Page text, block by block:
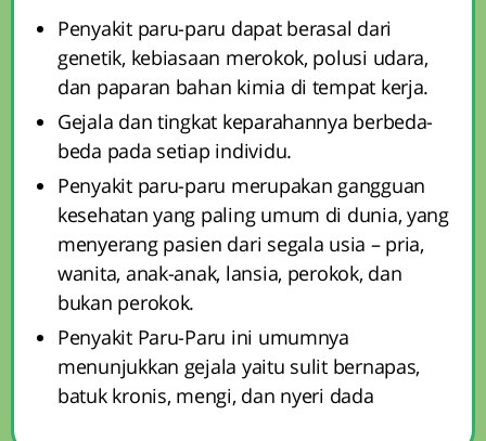
Penyakit paru-paru dapat berasal dari
genetik, kebiasaan merokok, polusi udara,
dan paparan bahan kimia di tempat kerja.
Gejala dan tingkat keparahannya berbeda-
beda pada setiap individu.
Penyakit paru-paru merupakan gangguan
kesehatan yang paling umum di dunia, yang
menyerang pasien dari segala usia – pria,
wanita, anak-anak, lansia, perokok, dan
bukan perokok.
Penyakit Paru-Paru ini umumnya
menunjukkan gejala yaitu sulit bernapas,
batuk kronis, mengi, dan nyeri dada